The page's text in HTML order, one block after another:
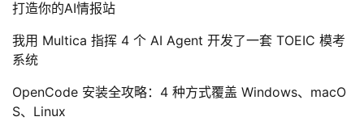
打造你的AI情报站
我用 Multica 指挥 4 个 AI Agent 开发了一套 TOEIC 模考
系统
OpenCode 安装全攻略：4 种方式覆盖 Windows、macO
S、Linux